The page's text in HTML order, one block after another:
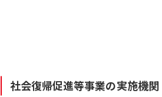
社会復帰促進等事業の実施機関